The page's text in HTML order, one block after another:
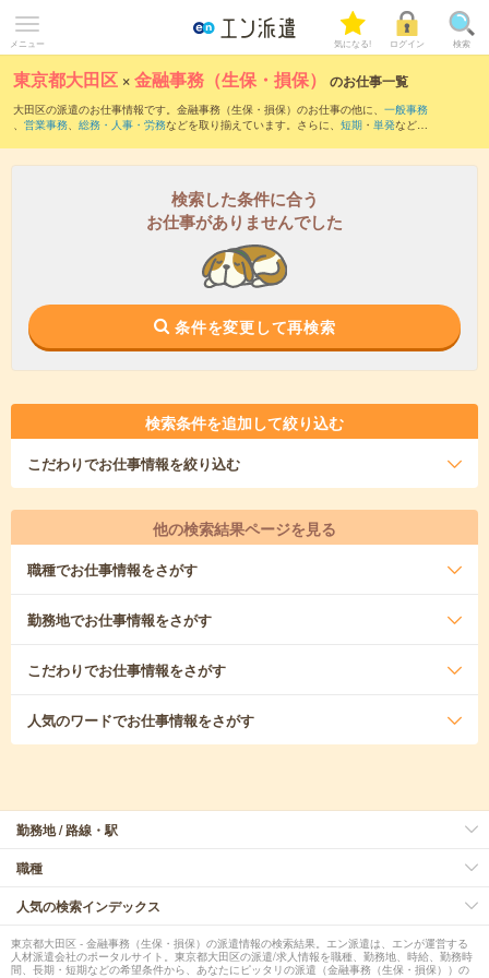
メニュー 気になる! ログイン 検索
東京都大田区 ×金融事務（生保・損保） のお仕事一覧
大田区の派遣のお仕事情報です。金融事務（生保・損保）のお仕事の他に、 一般事務
、 営業事務、 総務・人事・労務などを取り揃えています。さらに、 短期 ・ 単発などの
検索した条件に合う
お仕事がありませんでした
条件を変更して再検索
検索条件を追加して絞り込む
こだわりでお仕事情報を絞り込む
他の検索結果ページを見る
職種でお仕事情報をさがす
勤務地でお仕事情報をさがす
こだわりでお仕事情報をさがす
人気のワードでお仕事情報をさがす
勤務地 / 路線・駅
職種
人気の検索インデックス
東京都大田区 - 金融事務（生保・損保）の派遣情報の検索結果。エン派遣は、エンが運営する
人材派遣会社のポータルサイト。東京都大田区の派遣/求人情報を職種、勤務地、時給、勤務時
間、長期・短期などの希望条件から、あなたにピッタリの派遣（金融事務（生保・損保））の